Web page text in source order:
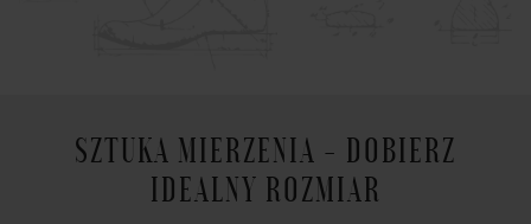
SZTUKA MIERZENIA - DOBIERZ
IDEALNY ROZMIAR